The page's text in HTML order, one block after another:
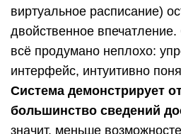
виртуальное расписание)
двойственное
всё продумано неплохо:
интерфейс, интуитивно
Система демонстрирует
большинство сведений
значит, меньше